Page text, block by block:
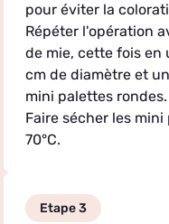
pour éviter la
Répéter l'opération
de mie, cette fois en
cm de diamètre et
mini palettes rondes.
Faire sécher les
70°C.
Etape 3